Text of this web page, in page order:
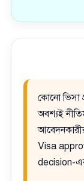
কোনো ভিসা
অবশ্যই
Visa
decision-